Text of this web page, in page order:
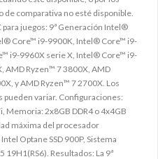
comparativa no esté disponible.
juegos: 9ª Generación Intel®
Core™ i9-9900K, Intel® Core™ i9-
i9-9960X serie X, Intel® Core™ i9-
AMD Ryzen™ 7 3800X, AMD
y AMD Ryzen™ 7 2700X. Los
variar. Configuraciones:
Memoria: 2x8GB DDR4 o 4x4GB
máxima del procesador
Optane SSD 900P, Sistema
Resultados: La 9ª